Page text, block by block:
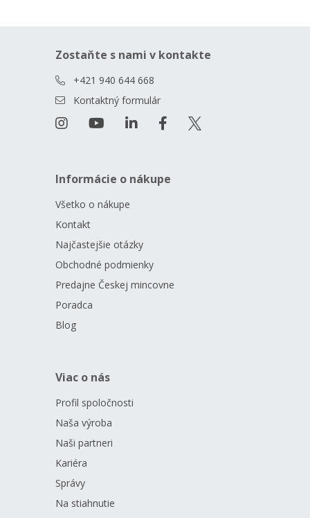
Zostaňte s nami v kontakte
+421 940 644 668
Kontaktný formulár
Informácie o nákupe
Všetko o nákupe
Kontakt
Najčastejšie otázky
Obchodné podmienky
Predajne Českej mincovne
Poradca
Blog
Viac o nás
Profil spoločnosti
Naša výroba
Naši partneri
Kariéra
Správy
Na stiahnutie